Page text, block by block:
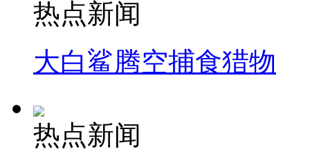
热点新闻
大白鲨腾空捕食猎物
热点新闻